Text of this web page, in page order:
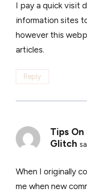
I pay a quick visit
information sites
however this
articles.
Reply
Tips On
Glitch
When I originally
me when new